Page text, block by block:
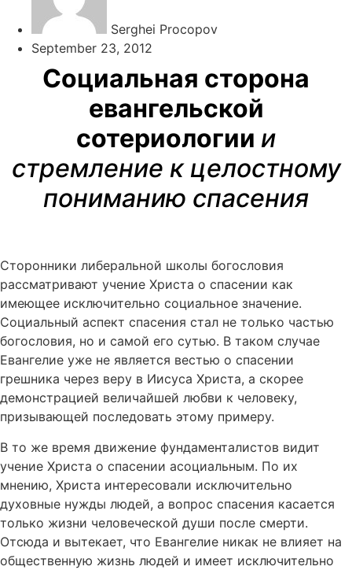
Serghei Procopov
September 23, 2012
Социальная сторона
евангельской
сотериологии и
стремление к целостному
пониманию спасения
Сторонники либеральной школы богословия
рассматривают учение Христа о спасении как
имеющее исключительно социальное значение.
Социальный аспект спасения стал не только частью
богословия, но и самой его сутью. В таком случае
Евангелие уже не является вестью о спасении
грешника через веру в Иисуса Христа, а скорее
демонстрацией величайшей любви к человеку,
призывающей последовать этому примеру.
В то же время движение фундаменталистов видит
учение Христа о спасении асоциальным. По их
мнению, Христа интересовали исключительно
духовные нужды людей, а вопрос спасения касается
только жизни человеческой души после смерти.
Отсюда и вытекает, что Евангелие никак не влияет на
общественную жизнь людей и имеет исключительно